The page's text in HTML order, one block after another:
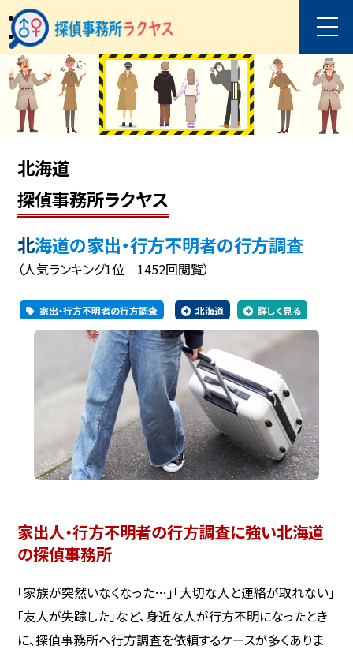
北海道
探偵事務所ラクヤス
北海道の家出・行方不明者の行方調査
（人気ランキング1位 1452回閲覧）
家出・行方不明者の行方調査 北海道 詳しく見る
家出人・行方不明者の行方調査に強い北海道
の探偵事務所
「家族が突然いなくなった…」「大切な人と連絡が取れない」
「友人が失踪した」など、身近な人が行方不明になったとき
に、探偵事務所へ行方調査を依頼するケースが多くありま